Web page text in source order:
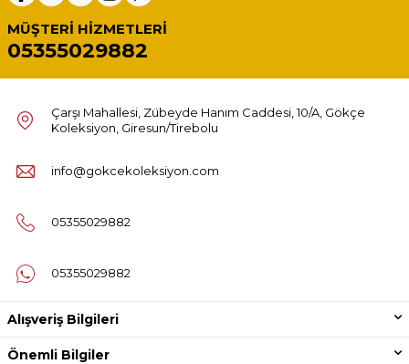
MÜŞTERI HIZMETLERI
05355029882
Çarşı Mahallesi, Zübeyde Hanım Caddesi, 10/A, Gökçe
Koleksiyon, Giresun/Tirebolu
info@gokcekoleksiyon.com
05355029882
05355029882
Alışveriş Bilgileri
Önemli Bilgiler